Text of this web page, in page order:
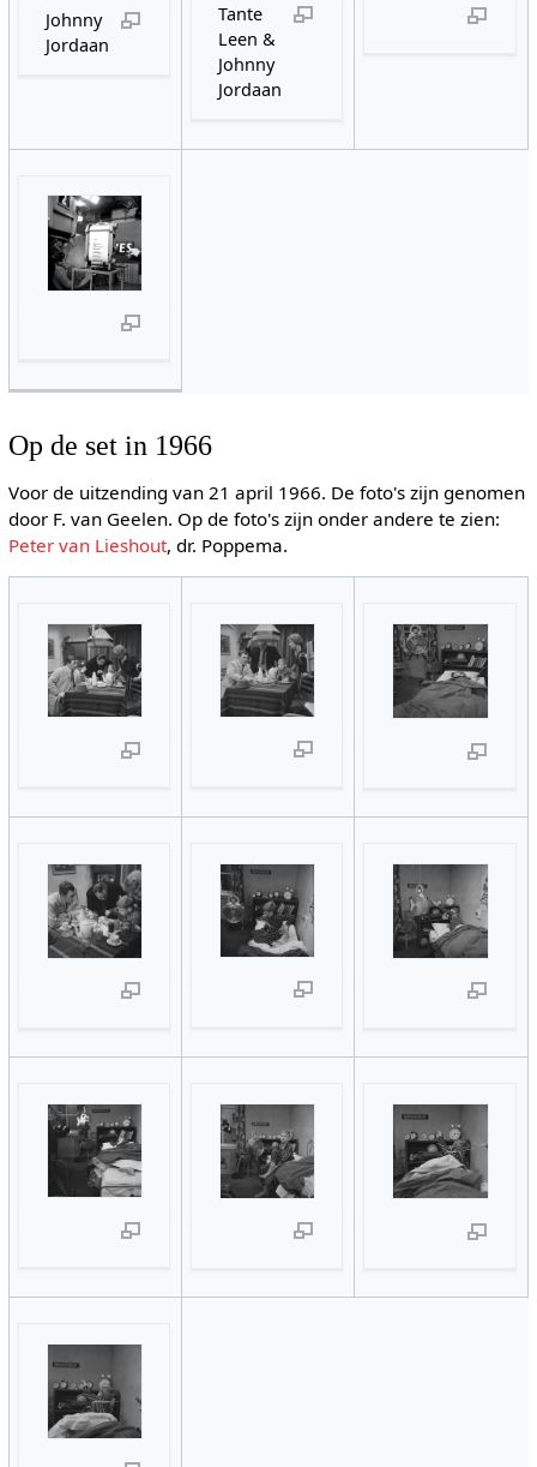
Johnny
Jordaan
Tante
Leen &
Johnny
Jordaan
Op de set in 1966
Voor de uitzending van 21 april 1966. De foto's zijn genomen
door F. van Geelen. Op de foto's zijn onder andere te zien:
Peter van Lieshout, dr. Poppema.